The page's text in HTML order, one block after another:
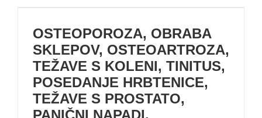
TINITUS, POSEDANJE HRBTENICE, TEŽAVE
S PROSTATO, PANIČNI NAPADI,
ANKSIOZNOST
OSTEOPOROZA, OBRABA
SKLEPOV, OSTEOARTROZA,
TEŽAVE S KOLENI, TINITUS,
POSEDANJE HRBTENICE,
TEŽAVE S PROSTATO,
PANIČNI NAPADI,